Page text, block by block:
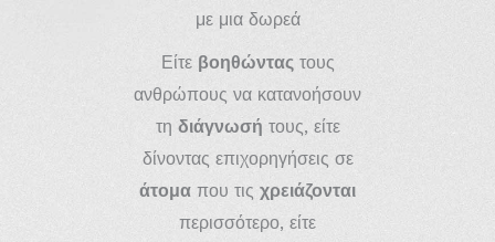
με μια δωρεά
Είτε βοηθώνταςτους
ανθρώπους να κατανοήσουν
τη διάγνωσή τους, είτε
δίνοντας επιχορηγήσεις σε
άτομα που τις χρειάζονται
περισσότερο, είτε